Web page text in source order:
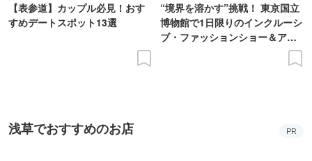
【表参道】カップル必見！おす
すめデートスポット13選
“境界を溶かす”挑戦！ 東京国立
博物館で1日限りのインクルーシ
ブ・ファッションショー＆アー
浅草でおすすめのお店 PR